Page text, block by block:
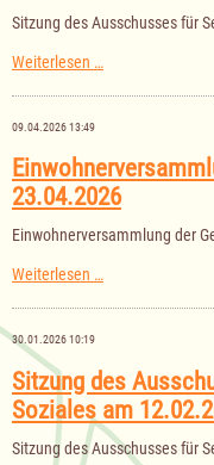
Sitzung des Ausschusses für
Weiterlesen …
Ausschusses
und
Soziales
am
28.04.2026
09.04.2026 13:49
23.04.2026
Einwohnerversammlung der
Weiterlesen …
Gemeinde
23.04.2026
30.01.2026 10:19
Sitzung des
Soziales am
Sitzung des Ausschusses für